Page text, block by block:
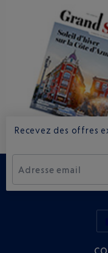
Recevez des offres
Adresse email